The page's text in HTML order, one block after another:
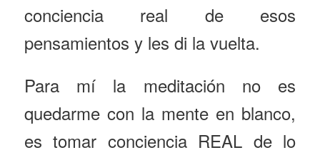
conciencia real de esos
pensamientos y les di la vuelta.
Para mí la meditación no es
quedarme con la mente en blanco,
es tomar conciencia REAL de lo